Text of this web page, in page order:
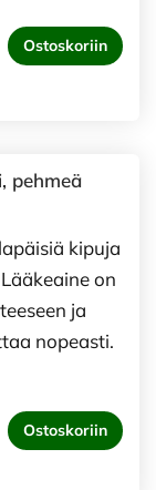
Ostoskoriin
pehmeä
kipuja
on
ja
nopeasti.
Ostoskoriin